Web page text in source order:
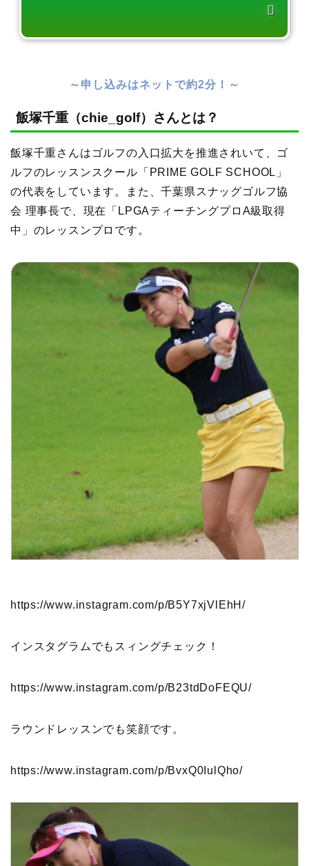
～申し込みはネットで約2分！～
飯塚千重（chie_golf）さんとは？
飯塚千重さんはゴルフの入口拡大を推進されいて、ゴ
ルフのレッスンスクール「PRIME GOLF SCHOOL」
の代表をしています。また、千葉県スナッグゴルフ協
会 理事長で、現在「LPGAティーチングプロA級取得
中」のレッスンプロです。
https://www.instagram.com/p/B5Y7xjVlEhH/
インスタグラムでもスィングチェック！
https://www.instagram.com/p/B23tdDoFEQU/
ラウンドレッスンでも笑顔です。
https://www.instagram.com/p/BvxQ0IulQho/